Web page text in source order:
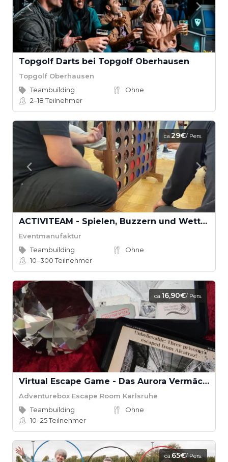
Topgolf Darts bei Topgolf Oberhausen
Topgolf Oberhausen
Teambuilding
Ohne
2–18Teilnehmer
ca.29€/ Pers.
ACTIVITEAM - Spielen, Buzzern und Wetten
Eventmanufaktur
Teambuilding
Ohne
10–300Teilnehmer
ca.16,90€/ Pers.
Virtual Escape Game - Das Aurora Vermächtnis
Adventurebox Escape Room Karlsruhe
Teambuilding
Ohne
10–25Teilnehmer
ca.65€/ Pers.